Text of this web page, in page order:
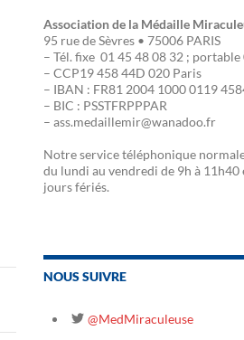
Association de la Médaille
95 rue de Sèvres • 75006 PARIS
– Tél. fixe 01 45 48 08 32 ;
– CCP19 458 44D 020 Paris
– IBAN : FR81 2004 1000 0119
– BIC : PSSTFRPPPAR
– ass.medaillemir@wanadoo.fr
Notre service téléphonique
du lundi au vendredi de 9h à 11h40
jours fériés.
NOUS SUIVRE
@MedMiraculeuse